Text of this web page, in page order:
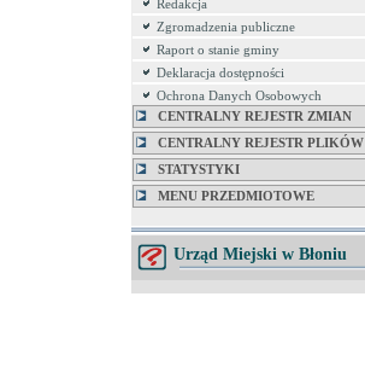
Redakcja
Zgromadzenia publiczne
Raport o stanie gminy
Deklaracja dostępności
Ochrona Danych Osobowych
CENTRALNY REJESTR ZMIAN
CENTRALNY REJESTR PLIKÓW
STATYSTYKI
MENU PRZEDMIOTOWE
Urząd Miejski w Błoniu